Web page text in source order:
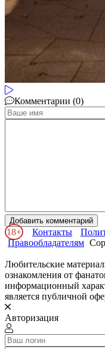
Комментарии (0)
Добавить комментарий
18+ Контакты
Правообладателям
Любительские
ознакомления от
информационный
является публичной
Авторизация